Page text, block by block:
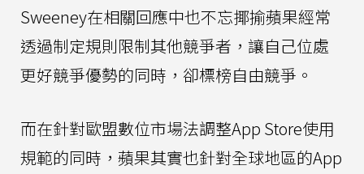
Sweeney在相關回應中也不忘揶揄蘋果經常
透過制定規則限制其他競爭者，讓自己位處
更好競爭優勢的同時，卻標榜自由競爭。
而在針對歐盟數位市場法調整App Store使用
規範的同時，蘋果其實也針對全球地區的App